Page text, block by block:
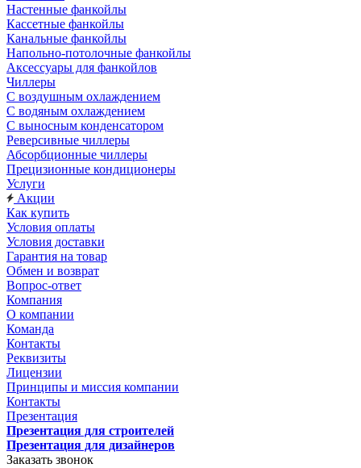
Настенные фанкойлы
Кассетные фанкойлы
Канальные фанкойлы
Напольно-потолочные фанкойлы
Аксессуары для фанкойлов
Чиллеры
С воздушным охлаждением
С водяным охлаждением
С выносным конденсатором
Реверсивные чиллеры
Абсорбционные чиллеры
Прецизионные кондиционеры
Услуги
Акции
Как купить
Условия оплаты
Условия доставки
Гарантия на товар
Обмен и возврат
Вопрос-ответ
Компания
О компании
Команда
Контакты
Реквизиты
Лицензии
Принципы и миссия компании
Контакты
Презентация
Презентация для строителей
Презентация для дизайнеров
Заказать звонок